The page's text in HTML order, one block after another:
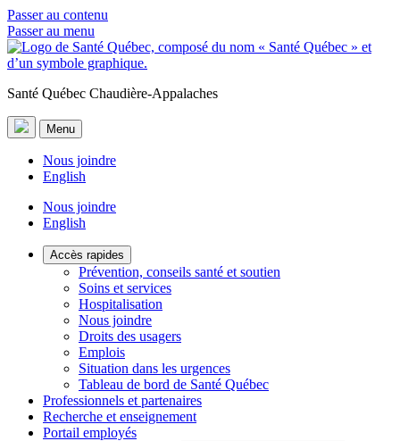
Passer au contenu
Passer au menu
Santé Québec Chaudière-Appalaches
Menu
Nous joindre
English
Nous joindre
English
Accès rapides
Prévention, conseils santé et soutien
Soins et services
Hospitalisation
Nous joindre
Droits des usagers
Emplois
Situation dans les urgences
Tableau de bord de Santé Québec
Professionnels et partenaires
Recherche et enseignement
Portail employés